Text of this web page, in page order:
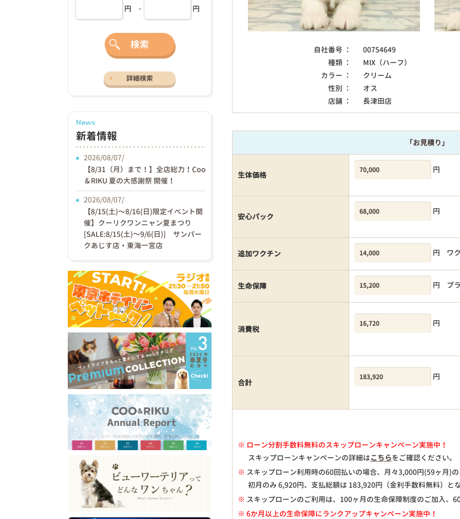
自社番号 ：
00754649
種類 ：
MIX（ハーフ）
カラー ：
クリーム
性別 ：
オス
店舗 ：
長津田店
「お見積り」
生体価格
円
安心パック
円
追加ワクチン 円 ワ
生命保障 円 プ
消費税
円
合計
円
※ ローン分割手数料無料のスキップローンキャンペーン実施中！
スキップローンキャンペーンの詳細はこちらをご確認ください。
※ スキップローン利用時の60回払いの場合、月々3,000円(59ヶ月)
初月のみ 6,920円、支払総額は 183,920円（金利手数料無料）と
※ スキップローンのご利用は、100ヶ月の生命保障制度のご加入、
※ 6か月以上の生命保障にランクアップキャンペーン実施中！
円 円
検索
詳細検索
News
新着情報
2026/08/07/
【8/31（月）まで！】全店総力！Coo
＆RIKU 夏の大感謝祭 開催！
2026/08/07/
【8/15(土)〜8/16(日)限定イベント開
催】クーリクワンニャン夏まつり
[SALE:8/15(土)～9/6(日)] サンパー
クあじす店・東海一宮店